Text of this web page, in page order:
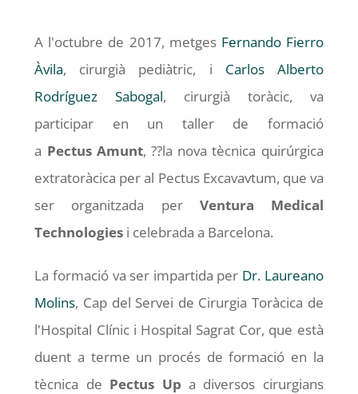
A l'octubre de 2017, metges Fernando Fierro
Àvila, cirurgià pediàtric, i Carlos Alberto
Rodríguez Sabogal, cirurgià toràcic, va
participar en un taller de formació
a Pectus Amunt, ??la nova tècnica quirúrgica
extratoràcica per al Pectus Excavavtum, que va
ser organitzada per Ventura Medical
Technologies i celebrada a Barcelona.
La formació va ser impartida per Dr. Laureano
Molins, Cap del Servei de Cirurgia Toràcica de
l'Hospital Clínic i Hospital Sagrat Cor, que està
duent a terme un procés de formació en la
tècnica de Pectus Up a diversos cirurgians